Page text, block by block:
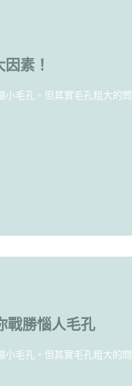
素！
小毛孔。但其實毛孔粗大的問
戰勝惱人毛孔
小毛孔。但其實毛孔粗大的問